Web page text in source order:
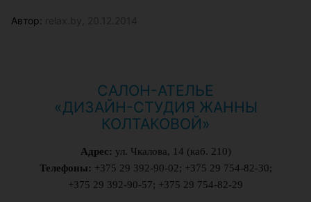
Автор:
САЛОН-АТЕЛЬЕ
«ДИЗАЙН-СТУДИЯ ЖАННЫ
КОЛТАКОВОЙ»
Адрес: ул. Чкалова, 14 (каб. 210)
Телефоны: +375 29 392-90-02; +375 29 754-82-30;
+375 29 392-90-57; +375 29 754-82-29